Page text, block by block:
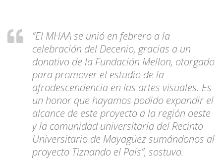
“El MHAA se unió en febrero a la
celebración del Decenio, gracias a un
donativo de la Fundación Mellon, otorgado
para promover el estudio de la
afrodescendencia en las artes visuales. Es
un honor que hayamos podido expandir el
alcance de este proyecto a la región oeste
y la comunidad universitaria del Recinto
Universitario de Mayagüez sumándonos al
proyecto Tiznando el País”, sostuvo.